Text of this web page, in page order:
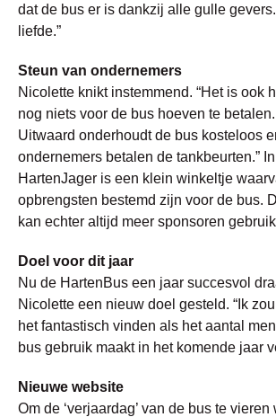
dat de bus er is dankzij alle gulle
liefde.”
Steun van ondernemers
Nicolette knikt instemmend. “Het is ook
nog niets voor de bus hoeven te
Uitwaard onderhoudt de bus kosteloos
ondernemers betalen de tankbeurten.”
HartenJager is een klein winkeltje
opbrengsten bestemd zijn voor de bus.
kan echter altijd meer sponsoren
Doel voor dit jaar
Nu de HartenBus een jaar succesvol
Nicolette een nieuw doel gesteld. “Ik zou
het fantastisch vinden als het aantal
bus gebruik maakt in het komende jaar
Nieuwe website
Om de ‘verjaardag’ van de bus te